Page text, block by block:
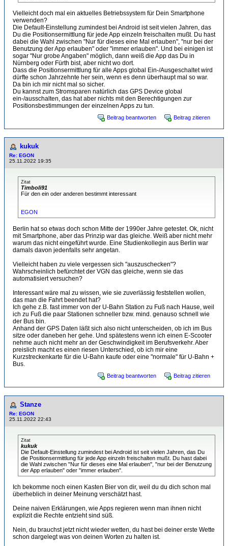
Vielleicht doch mal ein aktuelles Betriebssystem für Dein Smartphone
verwenden?
Die Default-Einstellung zumindest bei Android ist seit vielen Jahren, das
Du die Positionsermittlung für jede App einzeln freischalten mußt. Du hast
dabei die Wahl zwischen "Nur für dieses eine Mal erlauben", "nur bei der
Benutzung der App erlauben" oder "immer erlauben". Und bei einigen ist
sogar "Nur grobe Angaben" möglich, dann weiß die App das Du in
Nürnberg oder Fürth bist, aber nicht wo dort.
Dass die Positionsermittlung für alle Apps global Ein-/Ausgeschaltet wird
dürfte schon Jahrzehnte her sein, wenn es denn überhaupt mal so war.
Da bin ich mir nicht mal so sicher.
Du kannst zum Stromsparen natürlich das GPS Device global
ein-/ausschalten, das hat aber nichts mit den Berechtigungen zur
Positionsbestimmungen der einzelnen Apps zu tun.
Beitrag beantworten Beitrag zitieren
kukuk
Re: EGON
25.11.2022 19:35
Zitat
Timboli91
Für den ein oder anderen bestimmt interessant
EGON
Berlin hat so etwas doch schon Mitte der 1990er Jahre getestet. Ok, nicht
mit Smartphone, aber das Prinzip war das gleiche. Weiß aber nicht mehr
warum das nicht eingeführt wurde. Eine Studienkollegin aus Berlin war
damals davon jedenfalls sehr angetan.
Vielleicht haben zu viele vergessen sich "auszuschecken"?
Wahrscheinlich befürchtet der VGN das gleiche, wenn sie das
automatisiert versuchen?
Interessant wäre mal zu wissen, wie sie zuverlässig feststellen wollen,
das man die Fahrt beendet hat?
Ich gehe z.B. fast immer von der U-Bahn Station zu Fuß nach Hause, weil
ich zu Fuß die paar Stationen schneller bzw. mind. genauso schnell wie
der Bus bin.
Anhand der GPS Daten läßt sich also nicht unterscheiden, ob ich im Bus
sitze oder daneben her gehe. Und spätestens wenn ich einen E-Scooter
nehme auch nicht mehr an der Geschwindigkeit im Berufsverkehr. Aber
preislich macht es einen riesen Unterschied, ob ich mir eine
Kurzstreckenkarte für die U-Bahn kaufe oder eine "normale" für U-Bahn +
Bus.
Beitrag beantworten Beitrag zitieren
Stanze
Re: EGON
25.11.2022 22:43
Zitat
kukuk
Die Default-Einstellung zumindest bei Android ist seit vielen Jahren, das Du
die Positionsermittlung für jede App einzeln freischalten mußt. Du hast dabei
die Wahl zwischen "Nur für dieses eine Mal erlauben", "nur bei der Benutzung
der App erlauben" oder "immer erlauben".
Ich bekomme noch einen Kasten Bier von dir, weil du du dich schon mal
überheblich in deiner Meinung verschätzt hast.
Deine naiven Erklärungen, wie Apps regieren wenn man ihnen nicht
explizit die Rechte entzieht sind süß.
Nein, du brauchst jetzt nicht wieder wetten, du hast bei deiner erste Wette
schon dargelegt was von deinen Worten zu halten ist.